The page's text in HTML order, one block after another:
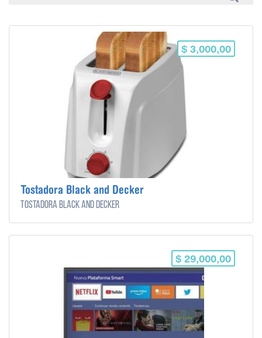
$ 3,000,00
Tostadora Black and Decker
Tostadora Black and Decker
$ 29,000,00